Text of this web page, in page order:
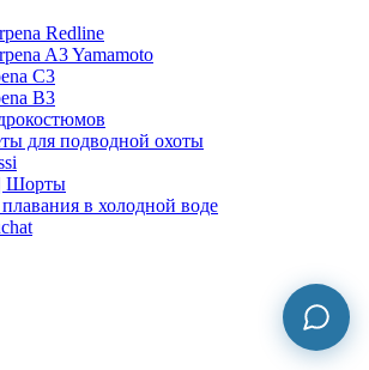
Redline
A3 Yamamoto
C3
B3
для подводной охоты
Шорты
в холодной воде